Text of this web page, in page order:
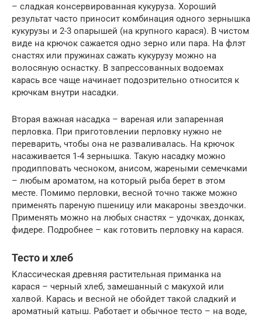
– сладкая консервированная кукуруза. Хороший
результат часто приносит комбинация одного зернышка
кукурузы и 2-3 опарышей (на крупного карася). В чистом
виде на крючок сажается одно зерно или пара. На флэт
снастях или пружинах сажать кукурузу можно на
волосяную оснастку. В запрессованных водоемах
карась все чаще начинает подозрительно относится к
крючкам внутри насадки.
Вторая важная насадка – вареная или запаренная
перловка. При приготовлении перловку нужно не
переварить, чтобы она не разваливалась. На крючок
насаживается 1-4 зернышка. Такую насадку можно
продипповать чесноком, анисом, жареными семечками
– любым ароматом, на который рыба берет в этом
месте. Помимо перловки, весной точно также можно
применять пареную пшеницу или макароны звездочки.
Применять можно на любых снастях – удочках, донках,
фидере. Подробнее – как готовить перловку на карася.
Тесто и хлеб
Классическая древняя растительная приманка на
карася – черный хлеб, замешанный с макухой или
халвой. Карась и весной не обойдет такой сладкий и
ароматный катыш. Работает и обычное тесто – на воде,